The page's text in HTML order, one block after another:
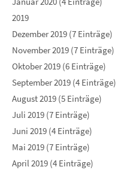
2019
Dezember 2019 (7 Einträge)
November 2019 (7 Einträge)
Oktober 2019 (6 Einträge)
September 2019 (4 Einträge)
August 2019 (5 Einträge)
Juli 2019 (7 Einträge)
Juni 2019 (4 Einträge)
Mai 2019 (7 Einträge)
April 2019 (4 Einträge)